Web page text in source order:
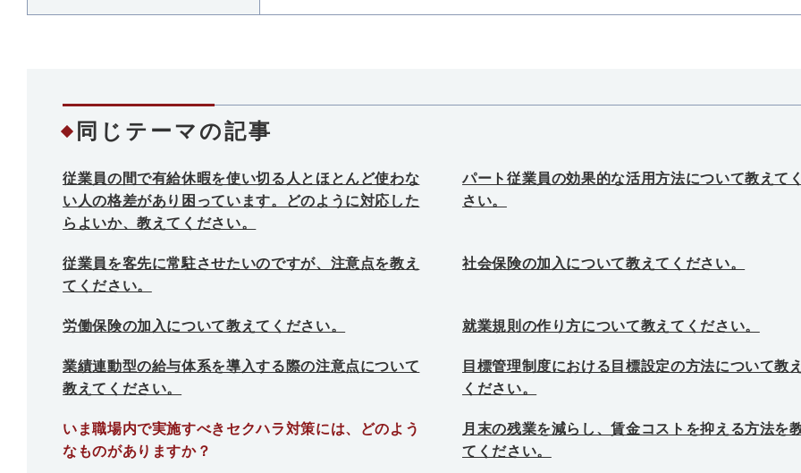
同じテーマの記事
従業員の間で有給休暇を使い切る人とほとんど使わな
い人の格差があり困っています。どのように対応した
らよいか、教えてください。
パート従業員の効果的な活用方法について教えて
さい。
従業員を客先に常駐させたいのですが、注意点を教え
てください。
社会保険の加入について教えてください。
労働保険の加入について教えてください。 就業規則の作り方について教えてください。
業績連動型の給与体系を導入する際の注意点について
教えてください。
目標管理制度における目標設定の方法について教
ください。
いま職場内で実施すべきセクハラ対策には、どのよう
なものがありますか？
月末の残業を減らし、賃金コストを抑える方法を
てください。